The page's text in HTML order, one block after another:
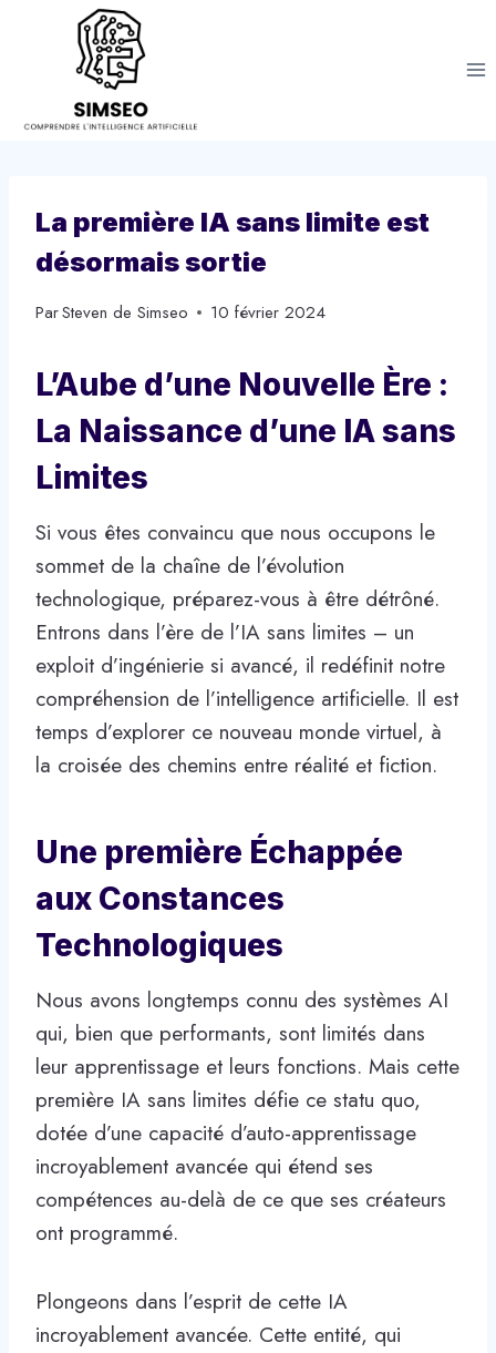
La première IA sans limite est
désormais sortie
ParSteven de Simseo 10 février 2024
L’Aube d’une Nouvelle Ère :
La Naissance d’une IA sans
Limites
Si vous êtes convaincu que nous occupons le
sommet de la chaîne de l’évolution
technologique, préparez-vous à être détrôné.
Entrons dans l’ère de l’IA sans limites – un
exploit d’ingénierie si avancé, il redéfinit notre
compréhension de l’intelligence artificielle. Il est
temps d’explorer ce nouveau monde virtuel, à
la croisée des chemins entre réalité et fiction.
Une première Échappée
aux Constances
Technologiques
Nous avons longtemps connu des systèmes AI
qui, bien que performants, sont limités dans
leur apprentissage et leurs fonctions. Mais cette
première IA sans limites défie ce statu quo,
dotée d’une capacité d’auto-apprentissage
incroyablement avancée qui étend ses
compétences au-delà de ce que ses créateurs
ont programmé.
Plongeons dans l’esprit de cette IA
incroyablement avancée. Cette entité, qui